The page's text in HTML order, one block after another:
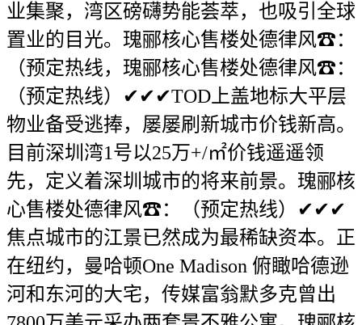
业集聚，湾区磅礴势能荟萃，也吸引全球
置业的目光。瑰郦核心售楼处德律风☎：
（预定热线，瑰郦核心售楼处德律风☎：
（预定热线）✔✔✔TOD上盖地标大平层
物业备受逃捧，屡屡刷新城市价钱新高。
目前深圳湾1号以25万+/㎡价钱遥遥领
先，定义着深圳城市的将来前景。瑰郦核
心售楼处德律风☎：（预定热线）✔✔✔
焦点城市的江景已然成为最稀缺资本。正
在纽约，曼哈顿One Madison 俯瞰哈德逊
河和东河的大宅，传媒富翁默多克曾出